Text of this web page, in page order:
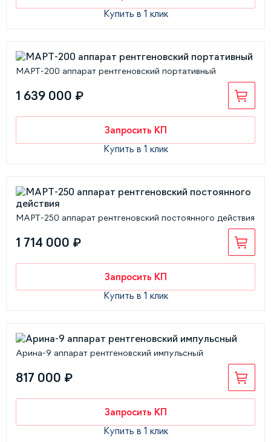
Купить в 1 клик
МАРТ-200 аппарат рентгеновский портативный
1 639 000 ₽
Запросить КП
Купить в 1 клик
МАРТ-250 аппарат рентгеновский постоянного действия
1 714 000 ₽
Запросить КП
Купить в 1 клик
Арина-9 аппарат рентгеновский импульсный
817 000 ₽
Запросить КП
Купить в 1 клик